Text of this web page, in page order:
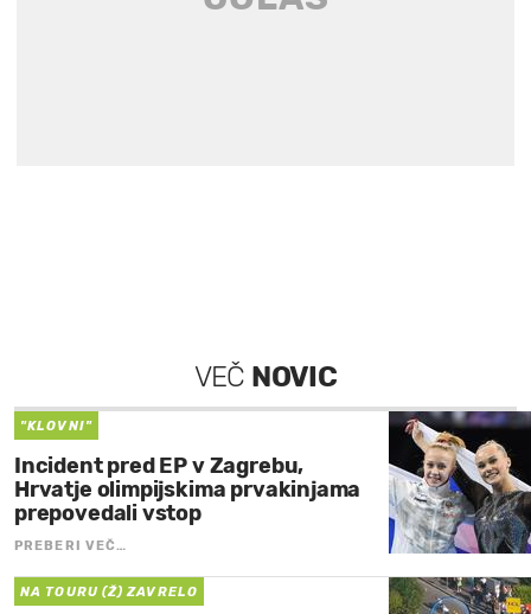
VEČ NOVIC
"KLOVNI"
Incident pred EP v Zagrebu,
Hrvatje olimpijskima prvakinjama
prepovedali vstop
PREBERI VEČ…
NA TOURU (Ž) ZAVRELO